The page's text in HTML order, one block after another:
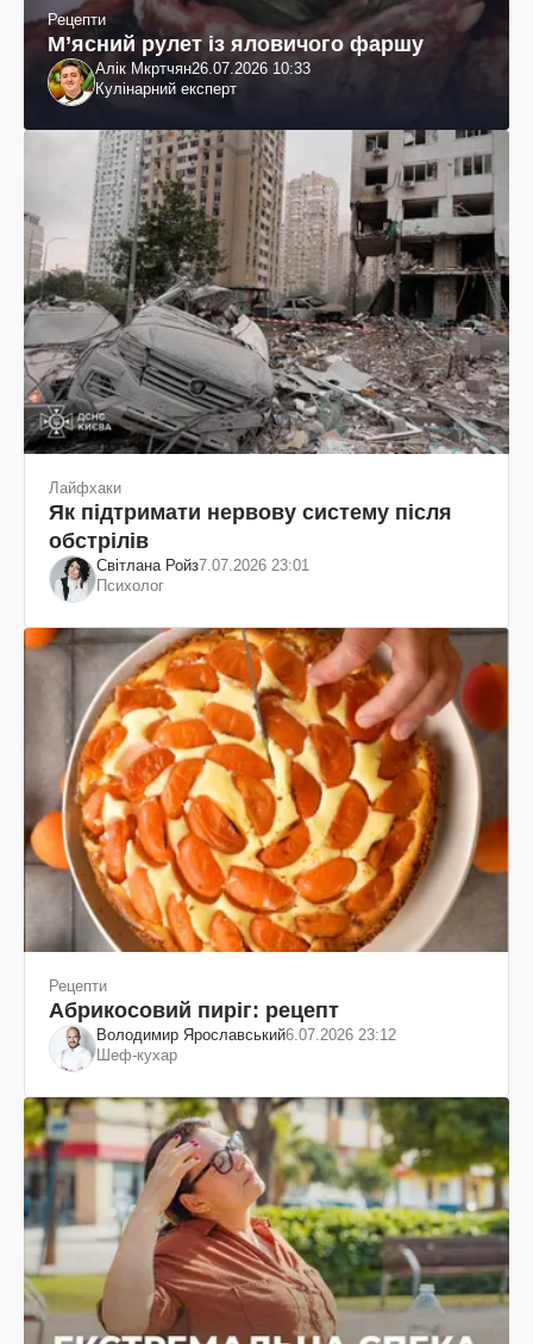
Рецепти
М’ясний рулет із яловичого фаршу
Алік Мкртчян26.07.2026 10:33
Кулінарний експерт
Лайфхаки
Як підтримати нервову систему після
обстрілів
Світлана Ройз7.07.2026 23:01
Психолог
Рецепти
Абрикосовий пиріг: рецепт
Володимир Ярославський6.07.2026 23:12
Шеф-кухар